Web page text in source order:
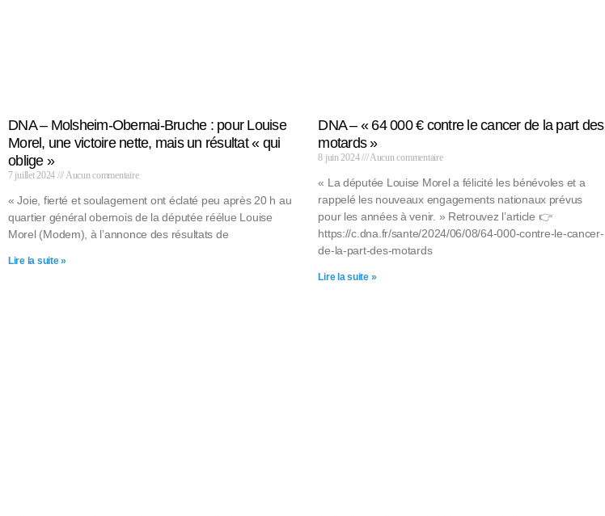
DNA – Molsheim-Obernai-Bruche : pour Louise
Morel, une victoire nette, mais un résultat « qui
oblige »
7 juillet 2024 Aucun commentaire
« Joie, fierté et soulagement ont éclaté peu après 20 h au
quartier général obernois de la députée réélue Louise
Morel (Modem), à l’annonce des résultats de
Lire la suite »
DNA – « 64 000 € contre le cancer de la part des
motards »
8 juin 2024 Aucun commentaire
« La députée Louise Morel a félicité les bénévoles et a
rappelé les nouveaux engagements nationaux prévus
pour les années à venir. » Retrouvez l’article 👉
https://c.dna.fr/sante/2024/06/08/64-000-contre-le-cancer-
de-la-part-des-motards
Lire la suite »